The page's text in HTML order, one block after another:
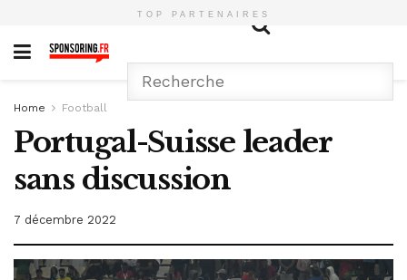
TOP PARTENAIRES
Home Football
Portugal-Suisse leader
sans discussion
7 décembre 2022